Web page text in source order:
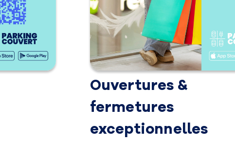
Ouvertures &
fermetures
exceptionnelles